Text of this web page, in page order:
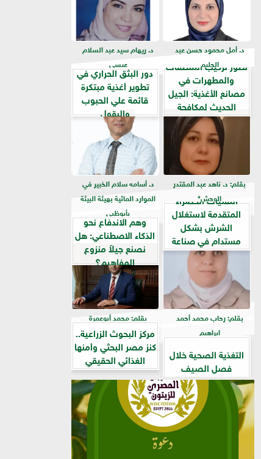
د. أمل محمود حسن عبد
الحليم
تطور تركيب المنظفات
والمطهرات في
مصانع الأغذية: الجيل
الحديث لمكافحة
البيوفيلم في...
د. ريهام سيد عبد السلام
عيسي
دور البثق الحراري في
تطوير أغذية مبتكرة
قائمة علي الحبوب
والبقول
بقلم: د. ناهد عبد المقتدر
الوحش*
التقنيات الخضراء
المتقدمة لاستغلال
الشرش بشكل
مستدام في صناعة
الألبان
د. أسامه سلام الخبير في
الموارد المائية بهيئة البيئة
بأبوظبي
وهم الاندفاع نحو
الذكاء الاصطناعي: هل
نصنع جيلاً منزوع
المفاهيم؟
بقلم: رحاب محمد أحمد
إبراهيم
التغذية الصحية خلال
فصل الصيف
بقلم: محمد أبوعمرة
مركز البحوث الزراعية..
كنز مصر البحثي وأمنها
الغذائي الحقيقي